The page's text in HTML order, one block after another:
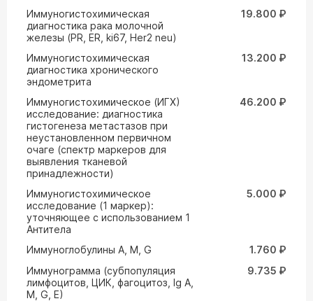
Иммуногистохимическая
диагностика рака молочной
железы (PR, ER, ki67, Her2 neu)
19.800 ₽
Иммуногистохимическая
диагностика хронического
эндометрита
13.200 ₽
Иммуногистохимическое (ИГХ)
исследование: диагностика
гистогенеза метастазов при
неустановленном первичном
очаге (спектр маркеров для
выявления тканевой
принадлежности)
46.200 ₽
Иммуногистохимическое
исследование (1 маркер):
уточняющее с использованием 1
Антитела
5.000 ₽
Иммуноглобулины А, М, G
1.760 ₽
Иммунограмма (субпопуляция
лимфоцитов, ЦИК, фагоцитоз, Ig A,
M, G, Е)
9.735 ₽